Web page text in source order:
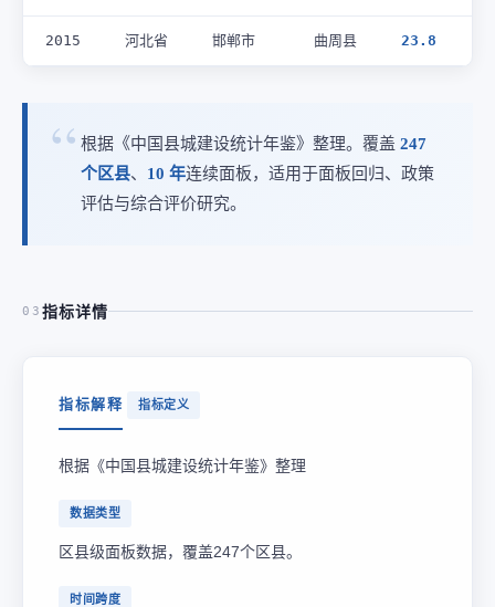
2015 河北省 邯郸市 曲周县 23.8
根据《中国县城建设统计年鉴》整理。覆盖 247
个区县、 10 年连续面板，适用于面板回归、政策
评估与综合评价研究。
03 指标详情
指标解释 指标定义
根据《中国县城建设统计年鉴》整理
数据类型
区县级面板数据，覆盖247个区县。
时间跨度